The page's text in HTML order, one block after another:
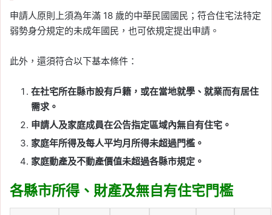
申請人原則上須為年滿 18 歲的中華民國國民；符合住宅法特定
弱勢身分規定的未成年國民，也可依規定提出申請。
此外，還須符合以下基本條件：
在社宅所在縣市設有戶籍，或在當地就學、就業而有居住
需求。
申請人及家庭成員在公告指定區域內無自有住宅。
家庭年所得及每人平均月所得未超過門檻。
家庭動產及不動產價值未超過各縣市規定。
各縣市所得、財產及無自有住宅門檻